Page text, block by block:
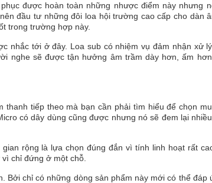
được hoàn toàn những nhược điểm này nhưng
đầu tư những đôi loa hội trường cao cấp cho dàn
trong trường hợp này.
nhắc tới ở đây. Loa sub có nhiệm vụ đảm nhận xử
nghe sẽ được tận hưởng âm trầm dày hơn, ấm
tiếp theo mà bạn cần phải tìm hiểu để chọn
có dây dùng cũng được nhưng nó sẽ đem lại
rộng là lựa chọn đúng đắn vì tính linh hoạt rất
chỉ đứng ở một chỗ.
Bởi chỉ có những dòng sản phẩm này mới có thể đáp